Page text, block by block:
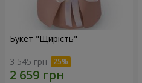
Букет "Щирість"
3 545 грн